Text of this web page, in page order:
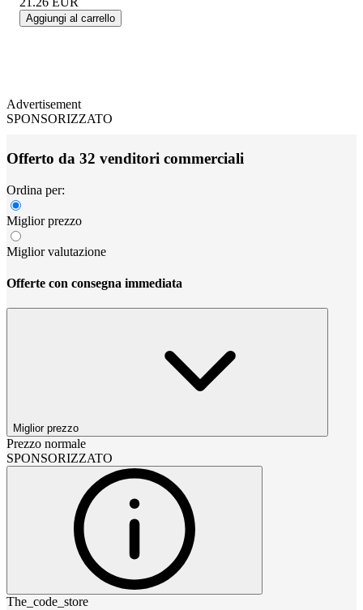
Aggiungi al carrello
Advertisement
SPONSORIZZATO
Offerto da 32 venditori commerciali
Ordina per:
Miglior prezzo
Miglior valutazione
Offerte con consegna immediata
Miglior prezzo
Prezzo normale
SPONSORIZZATO
The_code_store